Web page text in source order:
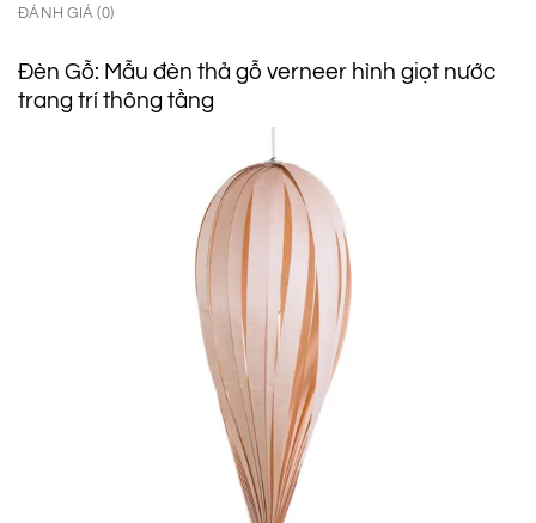
ĐÁNH GIÁ (0)
Đèn Gỗ: Mẫu đèn thả gỗ verneer hình giọt nước
trang trí thông tầng